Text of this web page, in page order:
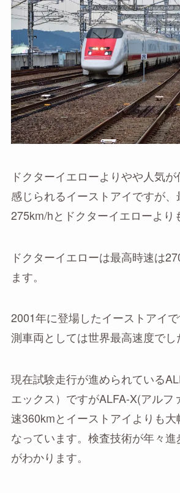
ドクターイエローよりやや人気
感じられるイーストアイですが、
275km/hとドクターイエローより
ドクターイエローは最高時速は
ます。
2001年に登場したイーストアイ
測車両としては世界最高速度でし
現在試験走行が進められている
エックス）ですがALFA-X(アルフ
速360kmとイーストアイよりも大
なっています。検査技術が年々進
がわかります。